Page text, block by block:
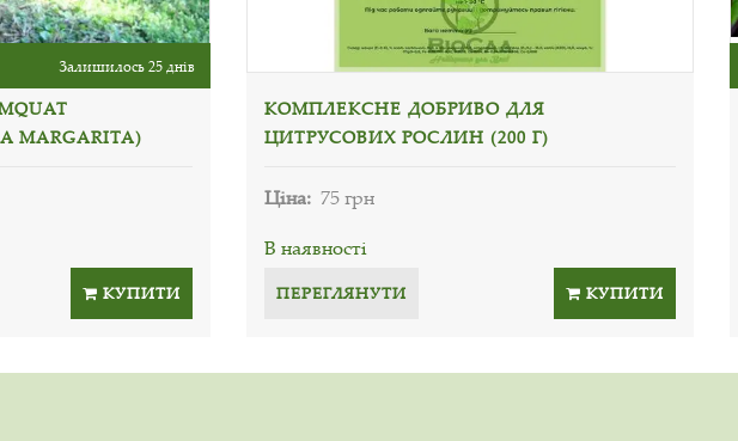
Залишилось 25 днів
MARGARITA)
КУПИТИ
КОМПЛЕКСНЕ ДОБРИВО ДЛЯ
ЦИТРУСОВИХ РОСЛИН (200 Г)
Ціна: 75 грн
В наявності
ПЕРЕГЛЯНУТИ КУПИТИ